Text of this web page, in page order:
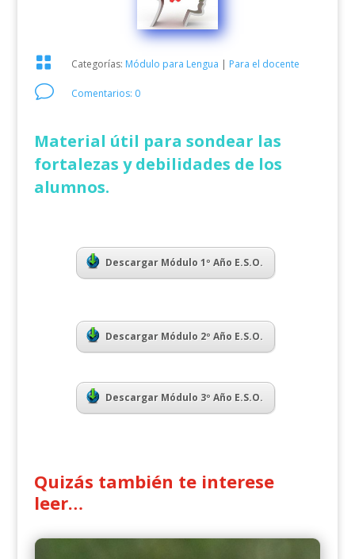
 Categorías: Módulo para Lengua | Para el docente
v Comentarios: 0
Material útil para sondear las
fortalezas y debilidades de los
alumnos.
Descargar Módulo 1º Año E.S.O.
Descargar Módulo 2º Año E.S.O.
Descargar Módulo 3º Año E.S.O.
Quizás también te interese
leer…